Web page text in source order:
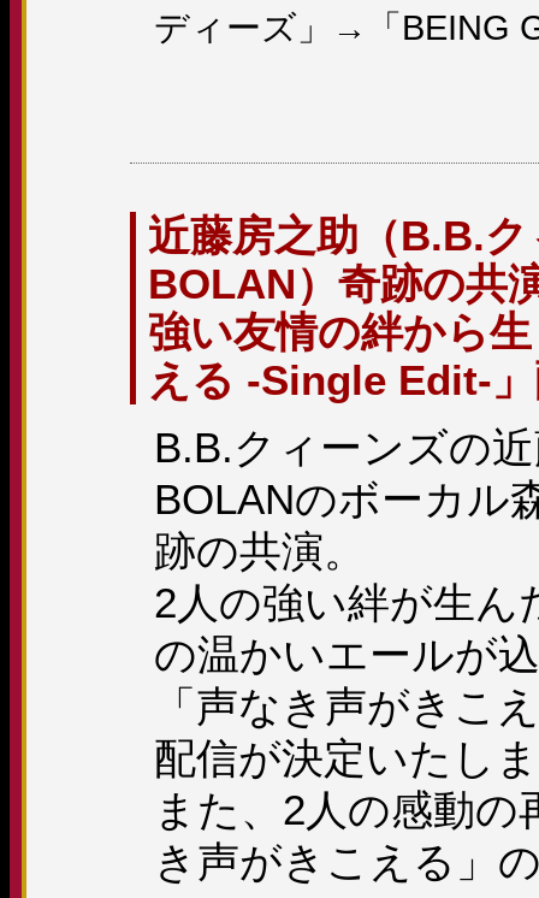
ディーズ」→「BEING
近藤房之助（B.B.
BOLAN）奇跡の共
強い友情の絆から
える -Single Edit-
B.B.クィーンズの
BOLANのボーカル
跡の共演。
2人の強い絆が生ん
の温かいエールが
「声なき声がきこ
配信が決定いたし
また、2人の感動
き声がきこえる」